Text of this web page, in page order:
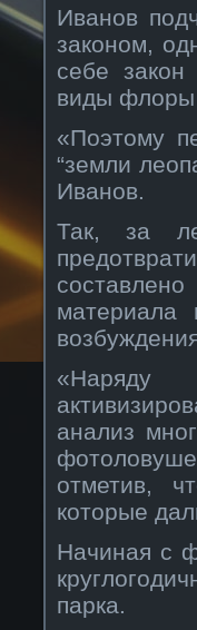
Иванов
законом,
себе
виды
«Поэтому
“земли
Иванов.
Так, за
материала
«Наряду
анализ
отметив,
которые
Начиная с
парка.